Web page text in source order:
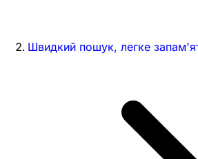
Швидкий пошук, легке